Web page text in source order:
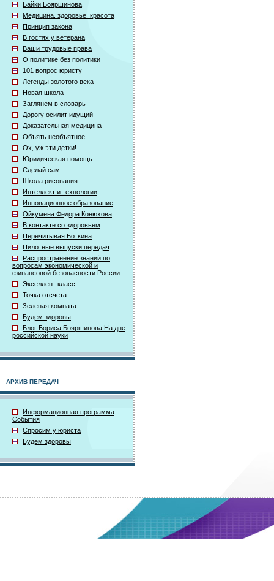
Байки Бояршинова
Медицина. здоровье. красота
Принцип закона
В гостях у ветерана
Ваши трудовые права
О политике без политики
101 вопрос юристу
Легенды золотого века
Новая школа
Заглянем в словарь
Дорогу осилит идущий
Доказательная медицина
Объять необъятное
Ох, уж эти детки!
Юридическая помощь
Сделай сам
Школа рисования
Интеллект и технологии
Инновационное образование
Ойкумена Федора Конюхова
В контакте со здоровьем
Перечитывая Боткина
Пилотные выпуски передач
Распространение знаний по
вопросам экономической и
финансовой безопасности России
Экселлент класс
Точка отсчета
Зеленая комната
Будем здоровы
Блог Бориса Бояршинова На дне
российской науки
АРХИВ ПЕРЕДАЧ
Информационная программа
События
Спросим у юриста
Будем здоровы